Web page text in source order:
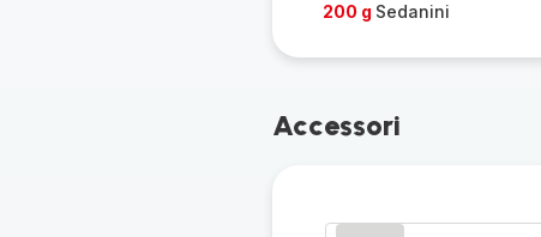
200 g Sedanini
Accessori